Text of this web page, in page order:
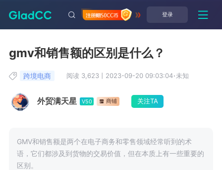
登录
gmv和销售额的区别是什么？
外贸满天星 V50 商铺 关注TA
跨境电商 阅读 3,623 2023-09-20 09:03:04·未知
GMV和销售额是两个在电子商务和零售领域经常听到的术
语，它们都涉及到货物的交易价值，但在本质上有一些重要的
区别。